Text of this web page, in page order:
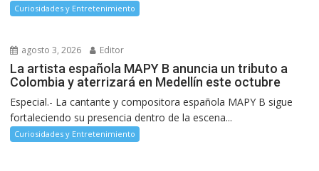
Curiosidades y Entretenimiento
agosto 3, 2026 Editor
La artista española MAPY B anuncia un tributo a
Colombia y aterrizará en Medellín este octubre
Especial.- La cantante y compositora española MAPY B sigue
fortaleciendo su presencia dentro de la escena...
Curiosidades y Entretenimiento